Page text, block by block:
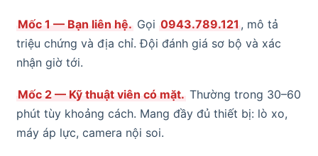
Mốc 1 — Bạn liên hệ. Gọi 0943.789.121 , mô tả
triệu chứng và địa chỉ. Đội đánh giá sơ bộ và xác
nhận giờ tới.
Mốc 2 — Kỹ thuật viên có mặt. Thường trong 30–60
phút tùy khoảng cách. Mang đầy đủ thiết bị: lò xo,
máy áp lực, camera nội soi.